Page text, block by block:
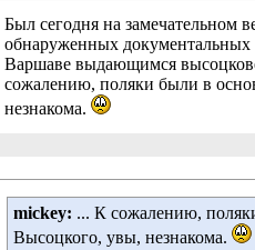
Был сегодня на замечательном
обнаруженных
Варшаве выдающимся
сожалению, поляки были в
незнакома.
mickey: ... К сожалению,
Высоцкого, увы, незнакома.